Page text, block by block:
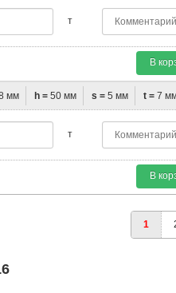
т
В
мм h = 50 мм s = 5 мм t =7
т
В
1